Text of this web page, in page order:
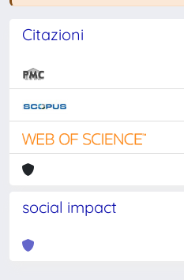
Citazioni
social impact